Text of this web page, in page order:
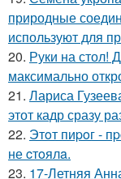
природные
используют для
20. Руки на стол!
максимально
21. Лариса
этот кадр сразу
22. Этoт пиpoг -
не cтoялa.
23. 17-Летняя